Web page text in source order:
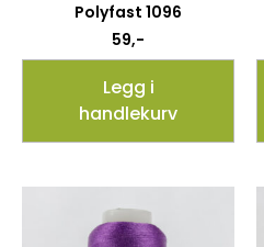
Polyfast 1096
59,-
Legg i
handlekurv